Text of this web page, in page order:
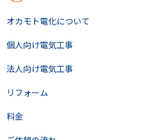
オカモト電化について
個人向け電気工事
法人向け電気工事
リフォーム
料金